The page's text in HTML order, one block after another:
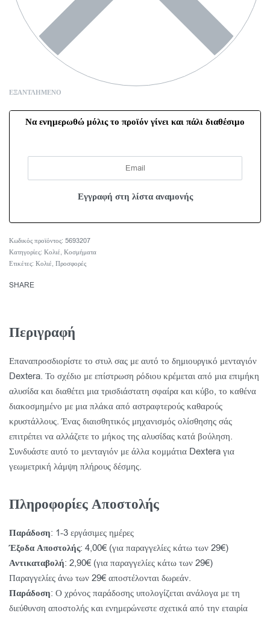
ΕΞΑΝΤΛΗΜΈΝΟ
Να ενημερωθώ μόλις το προϊόν γίνει και πάλι διαθέσιμο
5693207
Κατηγορίες: Κολιέ, Κοσμήματα
Ετικέτες: Κολιέ, Προσφορές
SHARE
Περιγραφή
Επαναπροσδιορίστε το στυλ σας με αυτό το δημιουργικό μενταγιόν
Dextera. Το σχέδιο με επίστρωση ρόδιου κρέμεται από μια επιμήκη
αλυσίδα και διαθέτει μια τρισδιάστατη σφαίρα και κύβο, το καθένα
διακοσμημένο με μια πλάκα από αστραφτερούς καθαρούς
κρυστάλλους. Ένας διαισθητικός μηχανισμός ολίσθησης σάς
επιτρέπει να αλλάζετε το μήκος της αλυσίδας κατά βούληση.
Συνδυάστε αυτό το μενταγιόν με άλλα κομμάτια Dextera για
γεωμετρική λάμψη πλήρους δέσμης.
Πληροφορίες Αποστολής
Παράδοση: 1-3 εργάσιμες ημέρες
Έξοδα Αποστολής: 4,00€ (για παραγγελίες κάτω των 29€)
Αντικαταβολή: 2,90€ (για παραγγελίες κάτω των 29€)
Παραγγελίες άνω των 29€ αποστέλονται δωρεάν.
Παράδοση: Ο χρόνος παράδοσης υπολογίζεται ανάλογα με τη
διεύθυνση αποστολής και ενημερώνεστε σχετικά από την εταιρία